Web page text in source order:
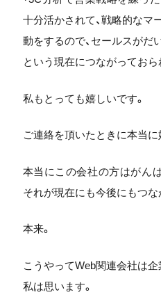
十分活かされて、戦略的なマ
動をするので、セールスがだ
という現在につながっておら
私もとっても嬉しいです。
ご連絡を頂いたときに本当に
本当にこの会社の方はがん
それが現在にも今後にもつな
本来。
こうやってWeb関連会社は企
私は思います。